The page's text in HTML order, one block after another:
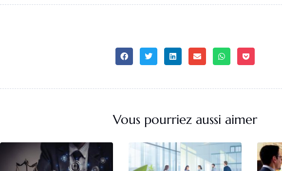
Vous pourriez aussi aimer